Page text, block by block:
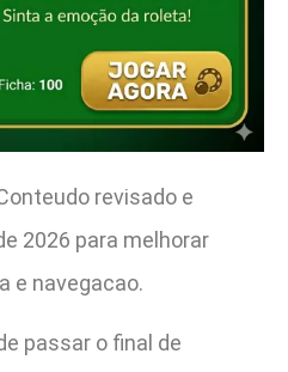
revisado e
2026 para melhorar
e navegacao.
passar o final de